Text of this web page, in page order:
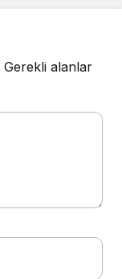
Gerekli alanlar